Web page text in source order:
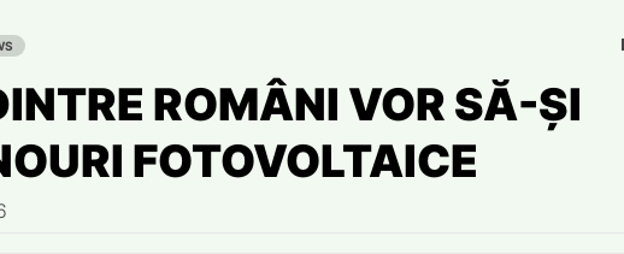
ROMÂNI VOR SĂ-ȘI
FOTOVOLTAICE